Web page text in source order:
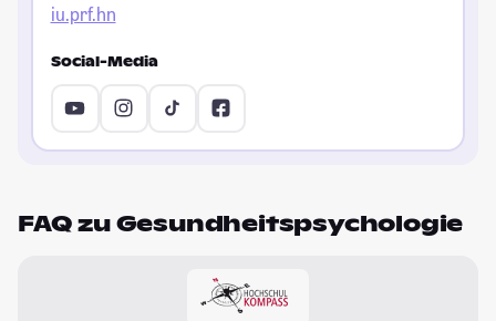
iu.prf.hn
Social-Media
FAQ zu Gesundheitspsychologie